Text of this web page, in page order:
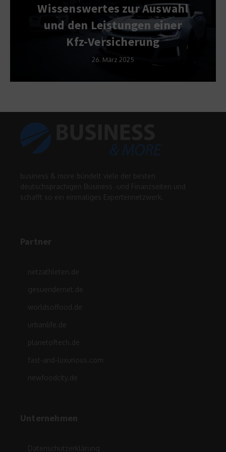
Wissenswertes zur Auswahl
und den Leistungen einer
Kfz-Versicherung
26. März 2025
business & more bündelt viele der besten
deutschsprachigen Business -und Finanzseiten und
schafft so ein einmaliges Expertennetzwerk.
Partner
netzathleten.de
gesuendernet.de
worldsoffood.de
urbanlife.de
planetoftech.de
fast-and-luxurious.com
newfoodcity.de
Unternehmen
Datenschutzerklärung